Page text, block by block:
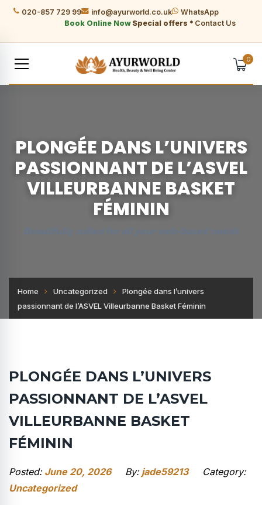
020-857 729 99 info@ayurworld.co.uk
WhatsApp
Book Online Now Special offers * Contact Us
0
PLONGÉE DANS L’UNIVERS
PASSIONNANT DE L’ASVEL
VILLEURBANNE BASKET
FÉMININ
Beautifully suited for all your web-based needs
Home Uncategorized
Plongée dans l’univers
passionnant de l’ASVEL Villeurbanne Basket Féminin
PLONGÉE DANS L’UNIVERS
PASSIONNANT DE L’ASVEL
VILLEURBANNE BASKET
FÉMININ
Posted: June 20, 2026 By: jade59213
Category:
Uncategorized